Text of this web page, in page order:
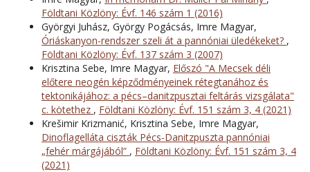
Földtani Közlöny: Évf. 146 szám 1 (2016)
Györgyi Juhász, György Pogácsás, Imre Magyar,
Óriáskanyon-rendszer szeli át a pannóniai üledékeket? ,
Földtani Közlöny: Évf. 137 szám 3 (2007)
Krisztina Sebe, Imre Magyar, Előszó "A Mecsek déli
előtere neogén képződményeinek rétegtanához és
tektonikájához: a pécs–danitzpusztai feltárás vizsgálata"
c. kötethez , Földtani Közlöny: Évf. 151 szám 3, 4 (2021)
Krešimir Krizmanić, Krisztina Sebe, Imre Magyar,
Dinoflagelláta ciszták Pécs-Danitzpuszta pannóniai
„fehér márgájából” , Földtani Közlöny: Évf. 151 szám 3, 4
(2021)